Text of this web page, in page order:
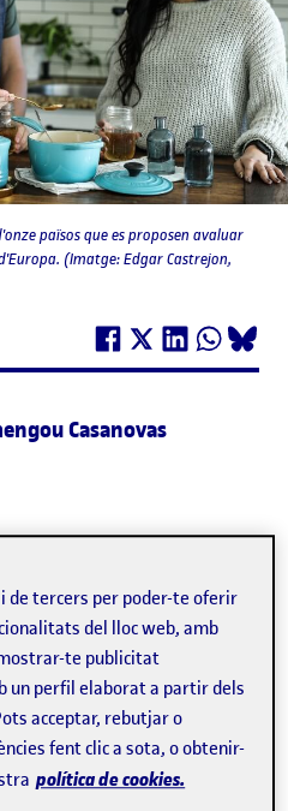
països que es proposen avaluar
(Imatge: Edgar Castrejon,
Casanovas
representen una
europea. Per evitar
del canvi climàtic, és
alimentaris perquè siguin
per a les persones. Amb
el grup de recerca
FoodLab
Salut de la Universitat
de tercers per poder-te oferir
del lloc web, amb
te publicitat
un perfil elaborat a partir dels
acceptar, rebutjar o
fent clic a sota, o obtenir-
política de cookies.